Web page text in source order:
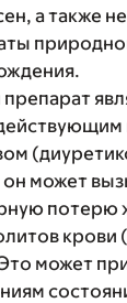
а также
он может
потерю
крови
может